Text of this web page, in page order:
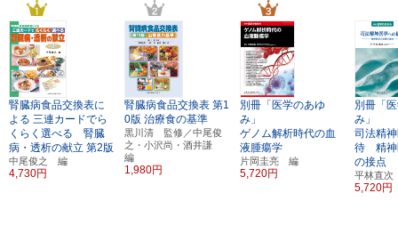
腎臓病食品交換表に
よる 三連カードでら
くらく選べる 腎臓
病・透析の献立 第2版
中尾俊之 編
4,730円
腎臓病食品交換表 第1
0版 治療食の基準
黒川清 監修／中尾俊
之・小沢尚・酒井謙
編
1,980円
別冊「医学のあゆ
み」
ゲノム解析時代の血
液腫瘍学
片岡圭亮 編
5,720円
別冊「
み」
司法精
待 精神
の接点
平林直
5,720円